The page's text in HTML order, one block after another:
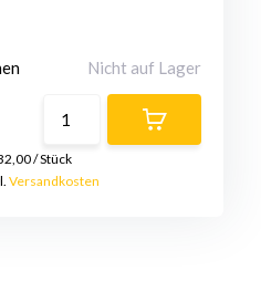
Nicht auf Lager
/Stück
Versandkosten